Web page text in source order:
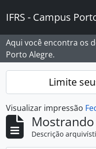
IFRS - Campus
Aqui você encontra os
Porto Alegre.
Limite
Visualizar impressão
Descrição